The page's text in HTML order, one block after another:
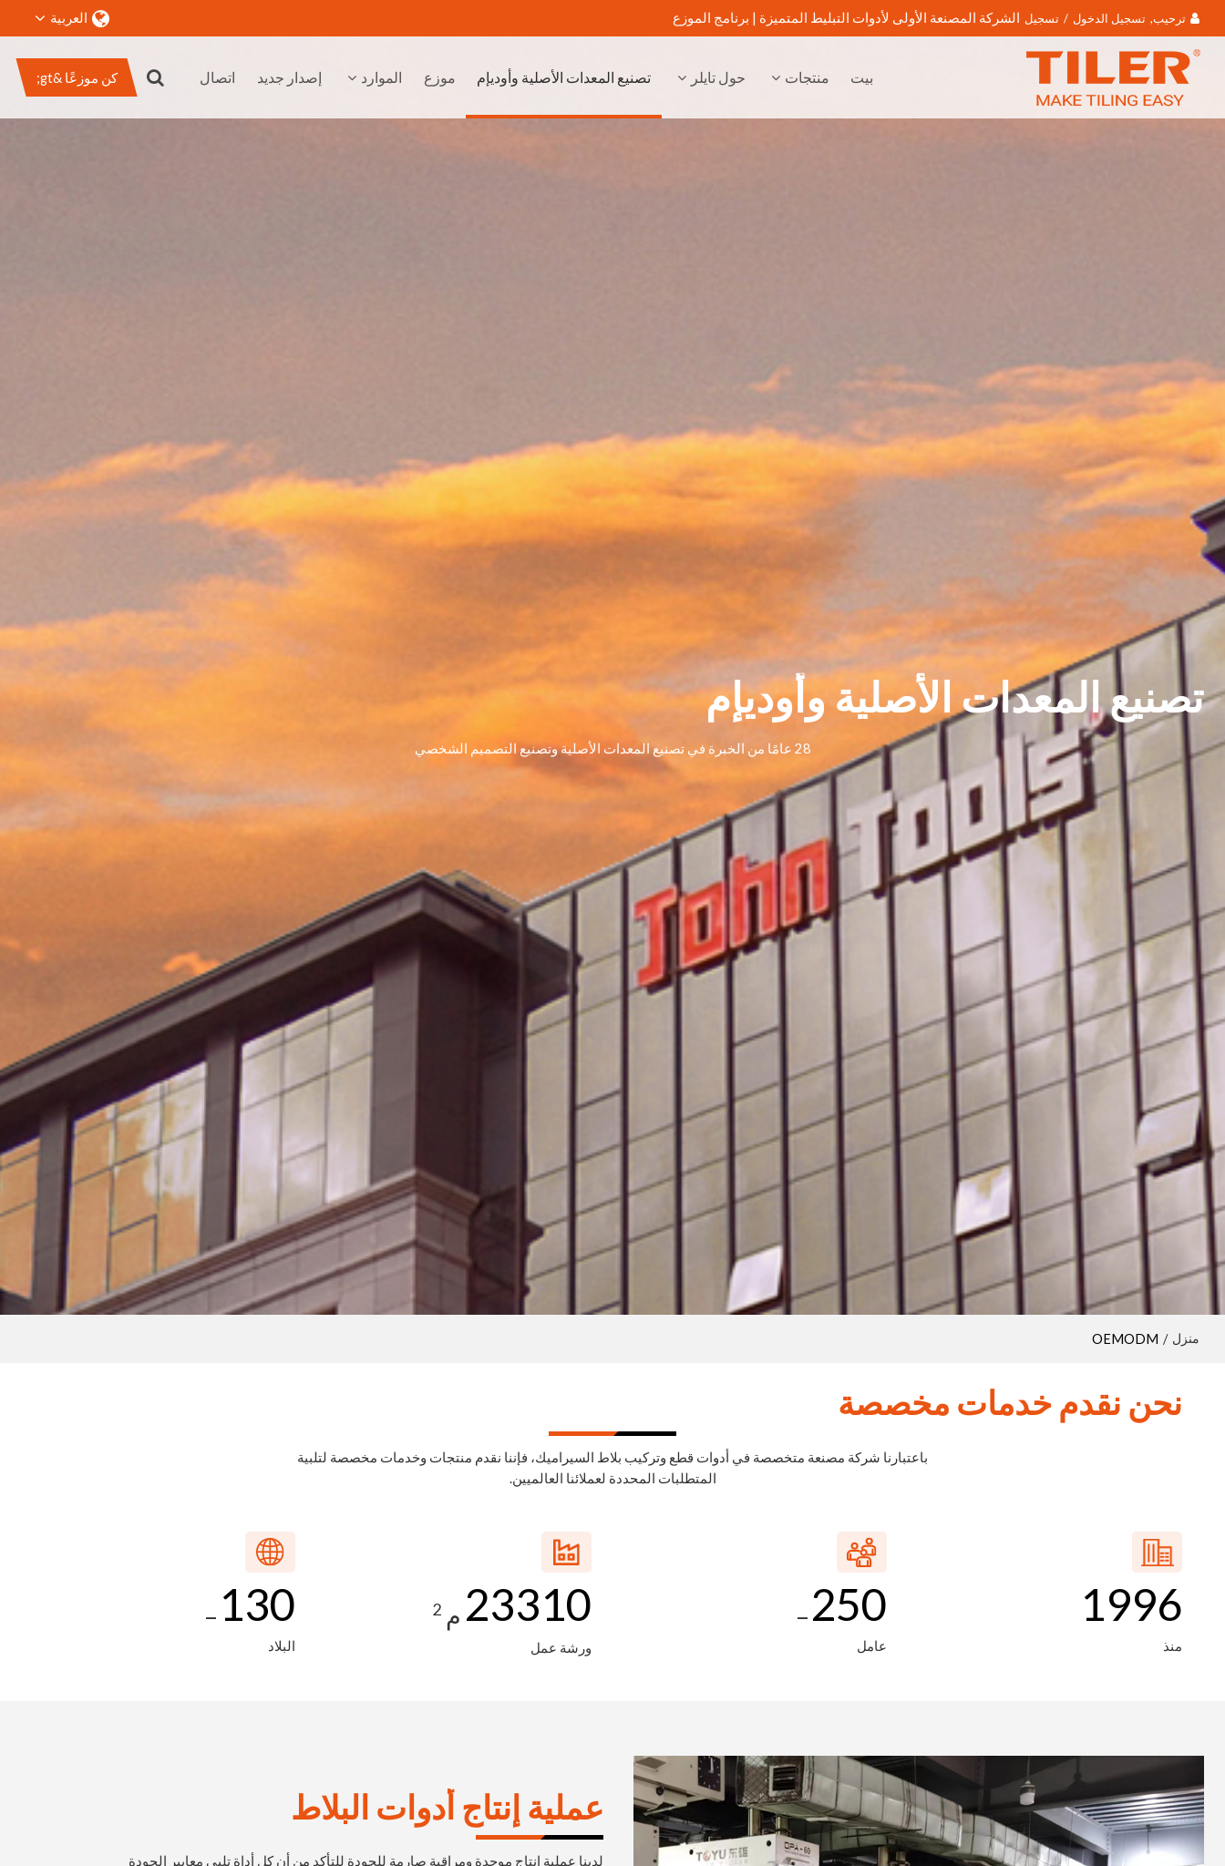
ترحيب, تسجيل الدخول / تسجيل الشركة المصنعة الأولى لأدوات التبليط المتميزة | برنامج الموزع العربية
بيت منتجات حول تايلر تصنيع المعدات الأصلية وأوديإم موزع الموارد إصدار جديد اتصال كن موزعًا &gt;
تصنيع المعدات الأصلية وأوديإم
28 عامًا من الخبرة في تصنيع المعدات الأصلية وتصنيع التصميم الشخصي
منزل /
OEMODM
نحن نقدم خدمات مخصصة
باعتبارنا شركة مصنعة متخصصة في أدوات قطع وتركيب بلاط السيراميك، فإننا نقدم منتجات وخدمات مخصصة لتلبية
المتطلبات المحددة لعملائنا العالميين.
1996
منذ
250
عامل
23310 م2
ورشة عمل
130
البلاد
عملية إنتاج أدوات البلاط
لدينا عملية إنتاج موحدة ومراقبة صارمة للجودة للتأكد من أن كل أداة تلبي معايير الجودة